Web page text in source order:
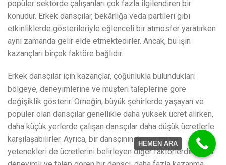
popüler sektörde çalışanları çok fazla ilgilendiren bir
konudur. Erkek dansçılar, bekârlığa veda partileri gibi
etkinliklerde gösterileriyle eğlenceli bir atmosfer yaratırken
aynı zamanda gelir elde etmektedirler. Ancak, bu işin
kazançları birçok faktöre bağlıdır.
Erkek dansçılar için kazançlar, çoğunlukla bulundukları
bölgeye, deneyimlerine ve müşteri taleplerine göre
değişiklik gösterir. Örneğin, büyük şehirlerde yaşayan ve
popüler olan dansçılar genellikle daha yüksek ücret alırken,
daha küçük yerlerde çalışan dansçılar daha düşük ücretlerle
karşılaşabilirler. Ayrıca, bir dansçının deneyimi ve
yetenekleri de ücretlerini belirleyen diğer faktörlerdir. Daha
HEMEN ARA